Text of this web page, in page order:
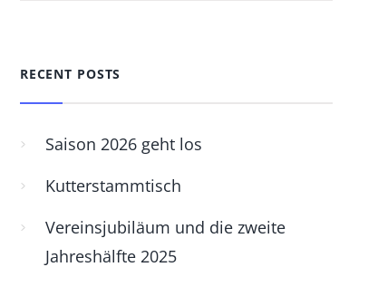
RECENT POSTS
Saison 2026 geht los
Kutterstammtisch
Vereinsjubiläum und die zweite
Jahreshälfte 2025